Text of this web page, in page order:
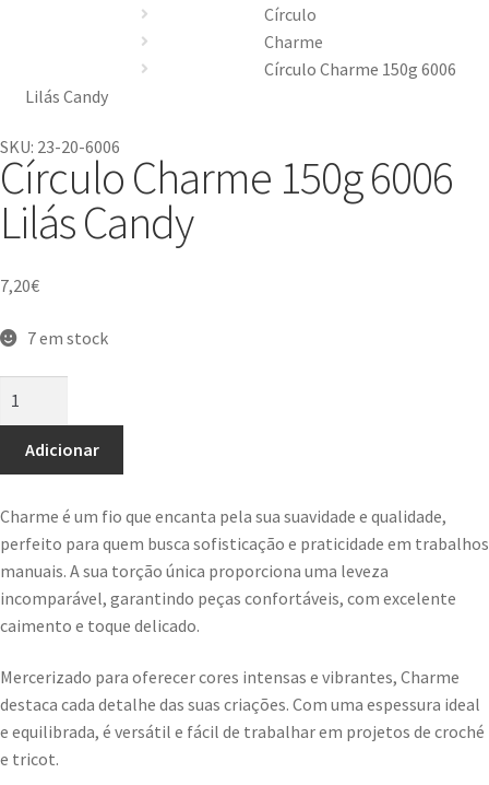
Círculo
Charme
Círculo Charme 150g 6006
Lilás Candy
SKU: 23-20-6006
Círculo Charme 150g 6006
Lilás Candy
7,20€
7 em stock
Adicionar
Charme é um fio que encanta pela sua suavidade e qualidade,
perfeito para quem busca sofisticação e praticidade em trabalhos
manuais. A sua torção única proporciona uma leveza
incomparável, garantindo peças confortáveis, com excelente
caimento e toque delicado.
Mercerizado para oferecer cores intensas e vibrantes, Charme
destaca cada detalhe das suas criações. Com uma espessura ideal
e equilibrada, é versátil e fácil de trabalhar em projetos de croché
e tricot.